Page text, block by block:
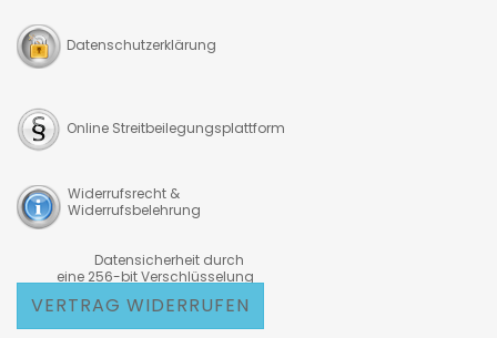
Datenschutzerklärung
Online Streitbeilegungsplattform
Widerrufsrecht &
Widerrufsbelehrung
Datensicherheit durch
eine 256-bit Verschlüsselung
VERTRAG WIDERRUFEN